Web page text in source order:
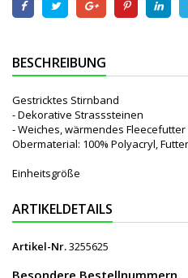
BESCHREIBUNG
Gestricktes Stirnband
- Dekorative Strasssteinen
- Weiches, wärmendes Fleecefutter
Obermaterial: 100% Polyacryl,
Einheitsgröße
ARTIKELDETAILS
Artikel-Nr.3255625
Besondere Bestellnummern